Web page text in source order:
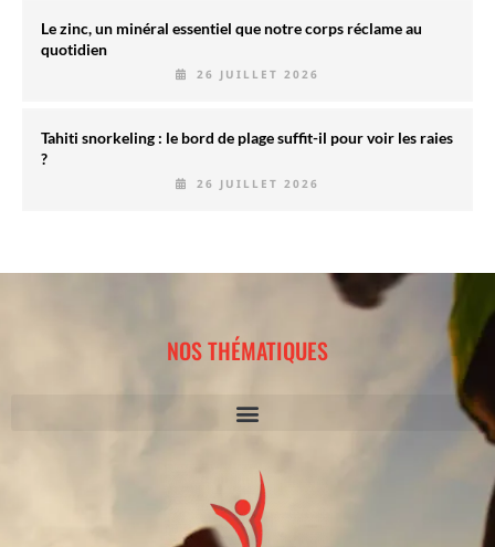
Le zinc, un minéral essentiel que notre corps réclame au
quotidien
26 JUILLET 2026
Tahiti snorkeling : le bord de plage suffit-il pour voir les raies
?
26 JUILLET 2026
NOS THÉMATIQUES